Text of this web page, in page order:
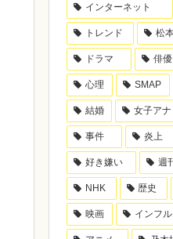
インターネット
トレンド 松
ドラマ 俳優
心理 SMAP
結婚 女子アナ
事件 炎上
好き嫌い 週
NHK 歴史
映画 インフ